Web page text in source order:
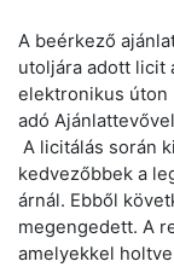
A beérkező
utoljára adott licit
elektronikus úton
adó
A licitálás során
kedvezőbbek a
árnál. Ebből
megengedett. A
amelyekkel